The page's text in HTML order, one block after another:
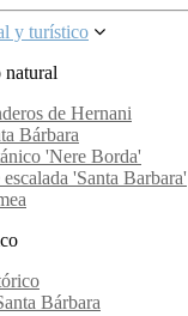
y turístico
natural
de Hernani
Bárbara
'Nere Borda'
'Santa Barbara'
Bárbara